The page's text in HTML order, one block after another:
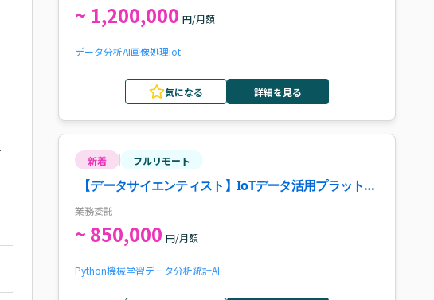
~ 1,200,000 円/月額
データ分析AI画像処理iot
気になる 詳細を見る
新着 フルリモート
【データサイエンティスト】IoTデータ活用プラットフ
ォーム構築案件
業務委託
~ 850,000 円/月額
Python機械学習データ分析統計AI